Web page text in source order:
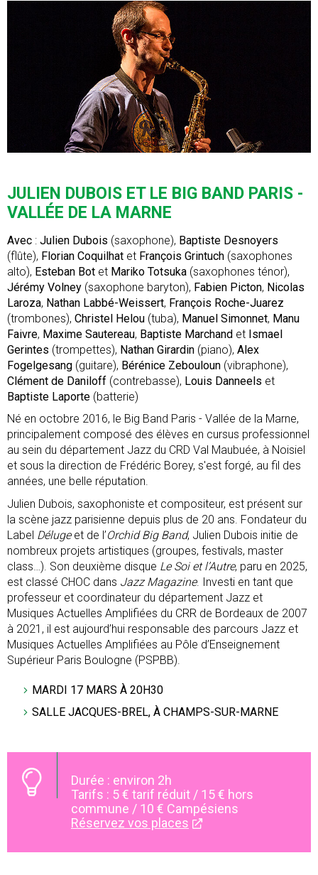
JULIEN DUBOIS ET LE BIG BAND PARIS -
VALLÉE DE LA MARNE
Avec : Julien Dubois (saxophone), Baptiste Desnoyers
(flûte), Florian Coquilhat et François Grintuch (saxophones
alto), Esteban Bot et Mariko Totsuka (saxophones ténor),
Jérémy Volney (saxophone baryton), Fabien Picton, Nicolas
Laroza, Nathan Labbé-Weissert, François Roche-Juarez
(trombones), Christel Helou (tuba), Manuel Simonnet, Manu
Faivre, Maxime Sautereau, Baptiste Marchand et Ismael
Gerintes (trompettes), Nathan Girardin (piano), Alex
Fogelgesang (guitare), Bérénice Zebouloun (vibraphone),
Clément de Daniloff (contrebasse), Louis Danneels et
Baptiste Laporte (batterie)
Né en octobre 2016, le Big Band Paris - Vallée de la Marne,
principalement composé des élèves en cursus professionnel
au sein du département Jazz du CRD Val Maubuée, à Noisiel
et sous la direction de Frédéric Borey, s'est forgé, au fil des
années, une belle réputation.
Julien Dubois, saxophoniste et compositeur, est présent sur
la scène jazz parisienne depuis plus de 20 ans. Fondateur du
Label Déluge et de l’Orchid Big Band, Julien Dubois initie de
nombreux projets artistiques (groupes, festivals, master
class…). Son deuxième disque Le Soi et l’Autre, paru en 2025,
est classé CHOC dans Jazz Magazine. Investi en tant que
professeur et coordinateur du département Jazz et
Musiques Actuelles Amplifiées du CRR de Bordeaux de 2007
à 2021, il est aujourd’hui responsable des parcours Jazz et
Musiques Actuelles Amplifiées au Pôle d’Enseignement
Supérieur Paris Boulogne (PSPBB).
MARDI 17 MARS À 20H30
SALLE JACQUES-BREL, À CHAMPS-SUR-MARNE
Durée : environ 2h
Tarifs : 5 € tarif réduit / 15 € hors
commune / 10 € Campésiens
Réservez vos places